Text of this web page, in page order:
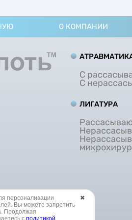
О КОМПАНИИ
С
С
ЛИГАТУРА
✖
персонализации
Вы можете запретить
Продолжая
с политикой